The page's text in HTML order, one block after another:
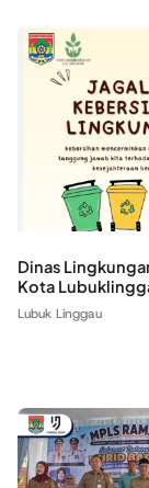
Dinas
Kota
Lubuk Linggau